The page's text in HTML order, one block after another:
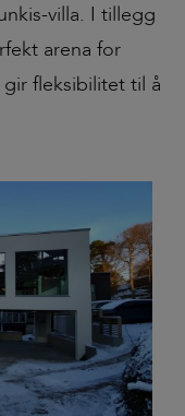
villa. I tillegg
arena for
fleksibilitet til å